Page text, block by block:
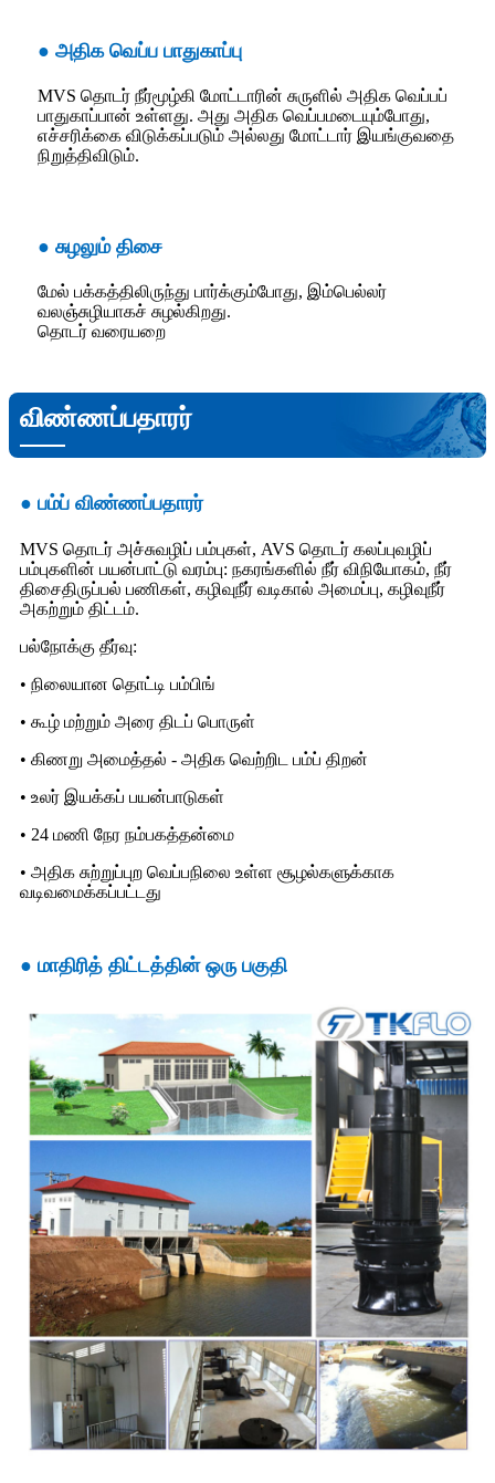
● அதிக வெப்ப பாதுகாப்பு
MVS தொடர் நீர்மூழ்கி மோட்டாரின் சுருளில் அதிக வெப்பப்
பாதுகாப்பான் உள்ளது. அது அதிக வெப்பமடையும்போது, ​​
எச்சரிக்கை விடுக்கப்படும் அல்லது மோட்டார் இயங்குவதை
நிறுத்திவிடும்.
● சுழலும் திசை
மேல் பக்கத்திலிருந்து பார்க்கும்போது, ​​இம்பெல்லர்
வலஞ்சுழியாகச் சுழல்கிறது.
தொடர் வரையறை
விண்ணப்பதாரர்
● பம்ப் விண்ணப்பதாரர்
MVS தொடர் அச்சுவழிப் பம்புகள், AVS தொடர் கலப்புவழிப்
பம்புகளின் பயன்பாட்டு வரம்பு: நகரங்களில் நீர் விநியோகம், நீர்
திசைதிருப்பல் பணிகள், கழிவுநீர் வடிகால் அமைப்பு, கழிவுநீர்
அகற்றும் திட்டம்.
பல்நோக்கு தீர்வு:
• நிலையான தொட்டி பம்பிங்
• கூழ் மற்றும் அரை திடப் பொருள்
• கிணறு அமைத்தல் - அதிக வெற்றிட பம்ப் திறன்
• உலர் இயக்கப் பயன்பாடுகள்
• 24 மணி நேர நம்பகத்தன்மை
• அதிக சுற்றுப்புற வெப்பநிலை உள்ள சூழல்களுக்காக
வடிவமைக்கப்பட்டது
● மாதிரித் திட்டத்தின் ஒரு பகுதி